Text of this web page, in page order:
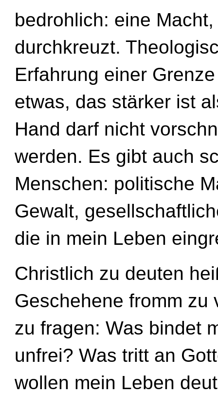
bedrohlich: eine
durchkreuzt.
Erfahrung einer
etwas, das stärker ist
Hand darf nicht
werden. Es gibt auch
Menschen: politische
Gewalt,
die in mein Leben
Christlich zu deuten
Geschehene fromm
zu fragen: Was bindet
unfrei? Was tritt an
wollen mein Leben